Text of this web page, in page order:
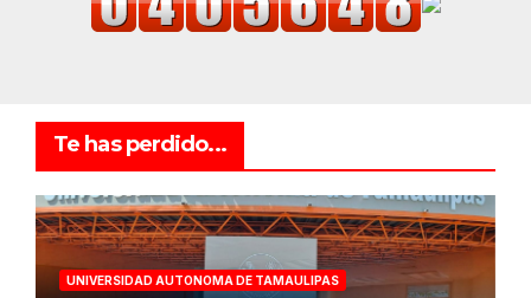
Te has perdido...
UNIVERSIDAD AUTONOMA DE TAMAULIPAS